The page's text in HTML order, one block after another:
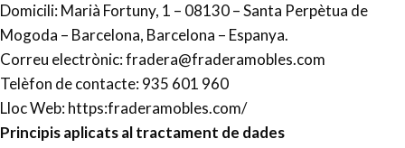
Domicili: Marià Fortuny, 1 – 08130 – Santa Perpètua de
Mogoda – Barcelona, Barcelona – Espanya.
Correu electrònic: fradera@fraderamobles.com
Telèfon de contacte: 935 601 960
Lloc Web: https:fraderamobles.com/
Principis aplicats al tractament de dades